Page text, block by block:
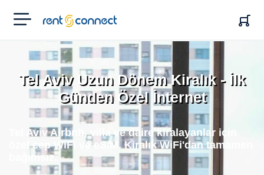
RENT'N
CONNECT
Tel Aviv Uzun Dönem Kiralık - İlk
Günden Özel İnternet
Tel Aviv Airbnb, villa ve daire kiralayanlar için
özel cep WiFi ve eSIM. Kiralık WiFi'dan tamamen
bağımsız.